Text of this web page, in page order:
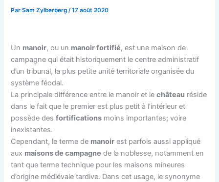
ParSam Zylberberg/17 août 2020
Un manoir, ou un manoir fortifié, est une maison de
campagne qui était historiquement le centre administratif
d’un tribunal, la plus petite unité territoriale organisée du
système féodal.
La principale différence entre le manoir et lechâteau réside
dans le fait que le premier est plus petit à l’intérieur et
possède desfortifications moins importantes; voire
inexistantes.
Cependant, le terme de manoir est parfois aussi appliqué
aux maisons de campagne de la noblesse, notamment en
tant que terme technique pour les maisons mineures
d’origine médiévale tardive. Dans cet usage, le synonyme